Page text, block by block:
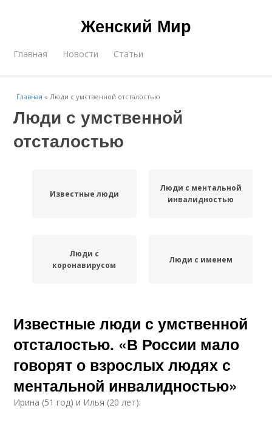
Женский Мир
Главная Новости Статьи
Главная »Люди с умственной отсталостью
Люди с умственной
отсталостью
Известные люди
Люди с ментальной
инвалидностью
Люди с
коронавирусом
Люди с именем
Известные люди с умственной
отсталостью. «В России мало
говорят о взрослых людях с
ментальной инвалидностью»
Ирина (51 год) и Илья (20 лет):